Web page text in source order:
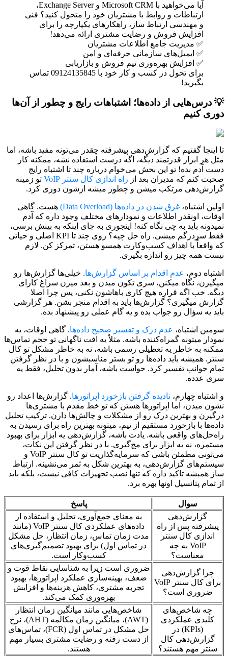
آیا می‌خواهید با Microsoft CRM و Exchange Server،
ارتباطات و روابط با مشتریان خود را متحول کنید؟ فنی
و مهندسی ارتباط ساز، راهکارهای یکپارچه را برای
افزایش فروش و رضایت مشتری ارائه می‌دهد!
✅ مدیریت جامع اطلاعات مشتریان
✅ ایمیل‌های سازمانی حرفه‌ای و امن
✅ افزایش بهره‌وری تیم فروش و بازاریابی
برای تحول در کسب و کار خود با 09124135845 تماس
بگیرید!
💡 درس‌هایی از داده‌ها؛ اشتباهات رایج و چطور از آن‌ها
دوری کنیم
تا اینجا گفتیم که گزارش‌دهی پیشرفته چقدر می‌تونه مفید باشه، اما
مثل هر ابزار قدرتمند دیگه، اگه درست استفاده نشه، ممکنه کار
دست آدم بده! تو این بخش می‌خوام درباره چند تا اشتباه رایج
صحبت کنم که مدیران بعد از راه اندازی کال سنتر VoIP
تو زمینه
گزارش‌دهی مرتکب میشن و چطور میشه ازشون دوری کرد.
اولین اشتباه، غرق شدن در داده‌ها (Data Overload)
هست. گاهی
اوقات، اونقدر اطلاعات و نمودارهای مختلف وجود داره که آدم
نمیدونه باید به چی نگاه کنه! اینجوری به جای اینکه به بینش برسی،
فقط سردرگم میشی. راه حل چیه؟ روی چند تا KPI اصلی و حیاتی
که واقعاً با اهداف کسب‌وکارت همسو هستن، تمرکز کن. لازم
نیست همه چیز رو اندازه بگیری.
اشتباه دوم، عدم اقدام بر اساس گزارش‌ها. خیلی‌ها گزارش‌ها رو
میگیرن، نگاه میکنن، سری تکون میدن و بعد میرن سراغ کارای
دیگه. خب اگه قراره هیچ کاری باهاشون نکنی، پس چرا اصلا
گزارش میگیری؟ گزارش‌ها باید به اقدام منجر بشن. هر گزارشی
باید یه سؤال رو جواب بده و یه گام عملی رو پیشنهاد بده.
سومین اشتباه، عدم درک و تفسیر صحیح داده‌ها. گاهی اوقات، یه
نمودار میتونه گمراه‌کننده باشه. مثلاً یه افت ناگهانی تو حجم تماس‌ها
ممکنه به خاطر یه تعطیلی رسمی باشه، نه به خاطر مشکل تو کال
سنتر. همیشه باید داده‌ها رو تو بستر مناسبشون و با در نظر گرفتن
تمام جوانب تفسیر کرد. حواست باشه، آمار بدون تحلیل، فقط یه
سری عدده.
و اشتباه چهارم، نادیده گرفتن بازخورد اپراتورها. گزارش‌ها اعداد رو
نشون میدن، اما اپراتورها هستن که تو خط مقدم با مشتری‌ها
درگیرن و بهترین درک رو از مشکلات و چالش‌ها دارن. ترکیب تحلیل
داده‌ها با بازخورد مستقیم از تیم، میتونه بهترین راه برای رسیدن به
راه‌حل‌های واقعی باشه. یادت باشه، گزارش‌دهی یه ابزار برای بهبود
مستمره، نه یه ابزار برای مچ‌گیری. با در نظر گرفتن این نکات،
می‌تونی مطمئن باشی که سرمایه‌گذاریت تو کال سنتر VoIP و
سیستم‌های گزارش‌دهی، به بهترین شکل به ثمر می‌نشینه. ارتباط
ساز همیشه تاکید داره که تنها نصب تجهیزات کافی نیست، بلکه باید
از تمام پتانسیل اونها بهره برد.
سوال
پاسخ
گزارش‌دهی
پیشرفته پس از راه
اندازی کال سنتر
VoIP به چه
معناست؟
به معنای جمع‌آوری، تحلیل و استفاده از
داده‌های عملکردی کال سنتر VoIP (مانند
مدت زمان تماس، زمان انتظار، حل مشکل
در تماس اول) برای بهبود تصمیم‌گیری‌های
کسب‌وکار است.
چرا گزارش‌دهی
برای کال سنتر VoIP
ضروری است؟
ضروری است زیرا به شناسایی نقاط قوت و
ضعف، بهینه‌سازی عملکرد اپراتورها، بهبود
تجربه مشتری، کاهش هزینه‌ها و افزایش
بهره‌وری کمک می‌کند.
چه شاخص‌های
کلیدی عملکردی
(KPIs) در
گزارش‌دهی کال
سنتر مهم هستند؟
شاخص‌هایی مانند میانگین زمان انتظار
(AWT)، میانگین زمان مکالمه (AHT)، نرخ
حل مشکل در تماس اول (FCR)، تماس‌های
از دست رفته و رضایت مشتری بسیار مهم
هستند.